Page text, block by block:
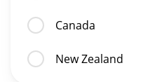
Canada
New Zealand